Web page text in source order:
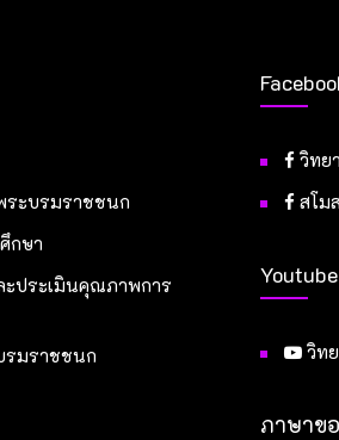
ะบรมราชชนก
กษา
ประเมินคุณภาพการ
รมราชชนก
วิทย
สโม
Youtube
วิทย
ภาษาข